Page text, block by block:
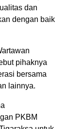
dan
dengan baik
pihaknya
bersama
lainnya.
PKBM